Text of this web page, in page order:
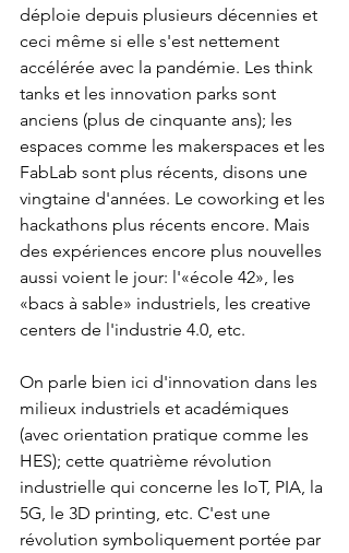
déploie depuis plusieurs décennies et
ceci même si elle s'est nettement
accélérée avec la pandémie. Les think
tanks et les innovation parks sont
anciens (plus de cinquante ans); les
espaces comme les makerspaces et les
FabLab sont plus récents, disons une
vingtaine d'années. Le coworking et les
hackathons plus récents encore. Mais
des expériences encore plus nouvelles
aussi voient le jour: l'«école 42», les
«bacs à sable» industriels, les creative
centers de l'industrie 4.0, etc.
On parle bien ici d'innovation dans les
milieux industriels et académiques
(avec orientation pratique comme les
HES); cette quatrième révolution
industrielle qui concerne les IoT, PIA, la
5G, le 3D printing, etc. C'est une
révolution symboliquement portée par